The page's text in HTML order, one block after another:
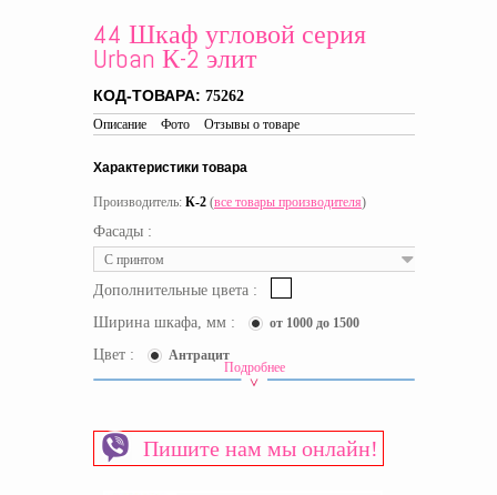
44 Шкаф угловой серия
Urban К-2 элит
КОД-ТОВАРА: 75262
Описание Фото Отзывы о товаре
Характеристики товара
Производитель: К-2 (все товары производителя)
Фасады :
С принтом
Дополнительные цвета :
Ширина шкафа, мм :
от 1000 до 1500
Цвет : Антрацит
Материал изготовления каркаса ЛДСП
Подробнее
Пишите нам мы онлайн!